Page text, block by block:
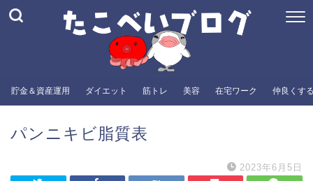
貯金＆資産運用 ダイエット 筋トレ 美容 在宅ワーク 仲良くす
パンニキビ脂質表
2023年6月5日